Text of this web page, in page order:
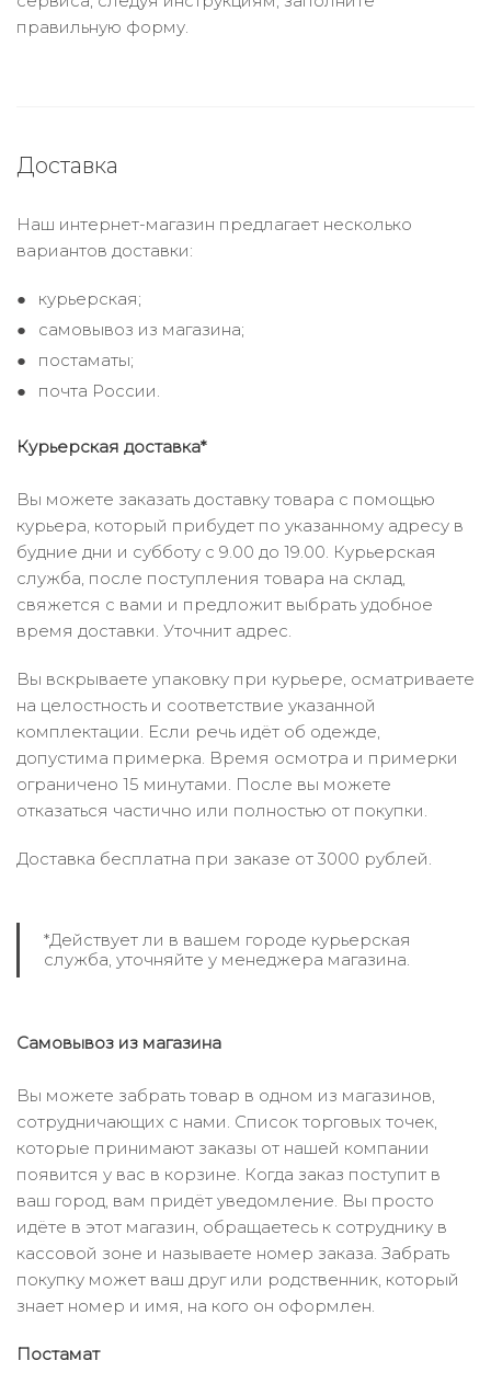
правильную форму.
Доставка
Наш интернет-магазин предлагает несколько
вариантов доставки:
курьерская;
самовывоз из магазина;
постаматы;
почта России.
Курьерская доставка*
Вы можете заказать доставку товара с помощью
курьера, который прибудет по указанному адресу в
будние дни и субботу с 9.00 до 19.00. Курьерская
служба, после поступления товара на склад,
свяжется с вами и предложит выбрать удобное
время доставки. Уточнит адрес.
Вы вскрываете упаковку при курьере, осматриваете
на целостность и соответствие указанной
комплектации. Если речь идёт об одежде,
допустима примерка. Время осмотра и примерки
ограничено 15 минутами. После вы можете
отказаться частично или полностью от покупки.
Доставка бесплатна при заказе от 3000 рублей.
*Действует ли в вашем городе курьерская
служба, уточняйте у менеджера магазина.
Самовывоз из магазина
Вы можете забрать товар в одном из магазинов,
сотрудничающих с нами. Список торговых точек,
которые принимают заказы от нашей компании
появится у вас в корзине. Когда заказ поступит в
ваш город, вам придёт уведомление. Вы просто
идёте в этот магазин, обращаетесь к сотруднику в
кассовой зоне и называете номер заказа. Забрать
покупку может ваш друг или родственник, который
знает номер и имя, на кого он оформлен.
Постамат